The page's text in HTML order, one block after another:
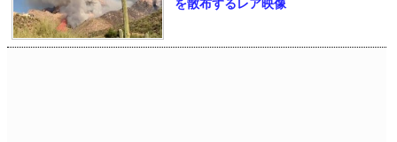
を散布するレア映像